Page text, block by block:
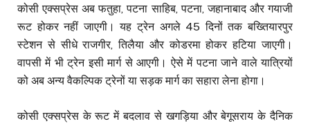
कोसी एक्सप्रेस अब फतुहा, पटना साहिब, पटना, जहानाबाद और गयाजी
रूट होकर नहीं जाएगी। यह ट्रेन अगले 45 दिनों तक बख्तियारपुर
स्टेशन से सीधे राजगीर, तिलैया और कोडरमा होकर हटिया जाएगी।
वापसी में भी ट्रेन इसी मार्ग से आएगी। ऐसे में पटना जाने वाले यात्रियों
को अब अन्य वैकल्पिक ट्रेनों या सड़क मार्ग का सहारा लेना होगा।
कोसी एक्सप्रेस के रूट में बदलाव से खगड़िया और बेगूसराय के दैनिक